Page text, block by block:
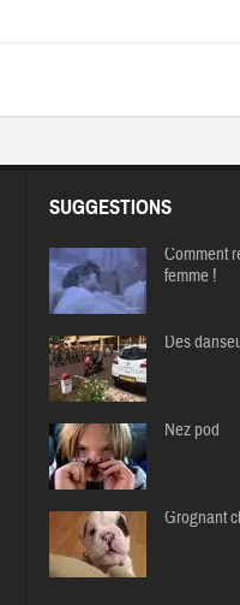
SUGGESTIONS
Comment
femme !
Des
Nez pod
Grognant